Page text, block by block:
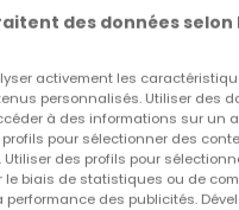
extrêmement privilégié
des données selon
activement les
personnalisés. Utiliser des
à des informations sur un
pour sélectionner des
des profils pour
le biais de statistiques ou de
des publicités.